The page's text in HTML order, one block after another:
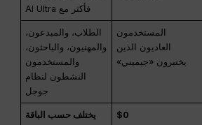
فأكثر مع AI Ultra
المستخدمون
العاديون الذين
يختبرون «جيميني»
الطلاب، والمبدعون،
والمهنيون، والباحثون،
والمستخدمون
النشطون لنظام
جوجل
$0
يختلف حسب الباقة